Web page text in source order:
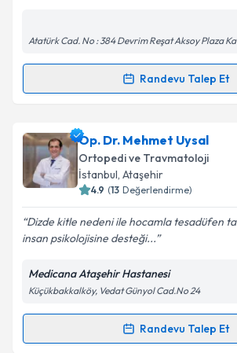
Metni'ni okudum ve kişisel
kapsamda işlenmesini kabul
Atatürk Cad. No : 384 Devrim Reşat Aksoy Plaza Kat
Randevu Talep Et
Randevu Takvimi Talebi
Prof. Dr. Ömer Akçalıiçin randevu
oluşturun. Size bu uzmandan randevu
takvim hazırlandığında e-posta ile
Kişisel verilerimin işlenmesine
Metni'ni okudum ve kişisel
kapsamda işlenmesini kabul
Op. Dr. Mehmet Uysal
Ortopedi ve Travmatoloji
İstanbul, Ataşehir
4.9 (13 Değerlendirme)
Dizde kitle nedeni ile hocamla tesadüfen
insan psikolojisine desteği...
Medicana Ataşehir Hastanesi
Küçükbakkalköy, Vedat Günyol Cad.No 24
Randevu Talep Et
Randevu Takvimi Talebi